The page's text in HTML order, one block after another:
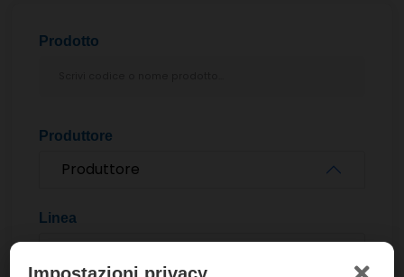
Prodotto
Produttore
Produttore
Linea